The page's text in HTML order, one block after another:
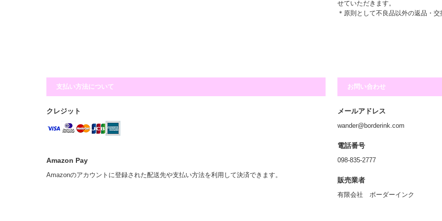
せていただきます。
＊原則として不良品以外の返品・
支払い方法について
クレジット
Amazon Pay
Amazonのアカウントに登録された配送先や支払い方法を利用して決済できます。
お問い合わせ
メールアドレス
wander@borderink.com
電話番号
098-835-2777
販売業者
有限会社 ボーダーインク